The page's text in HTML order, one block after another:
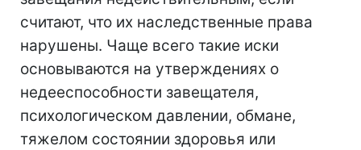
считают, что их наследственные права
нарушены. Чаще всего такие иски
основываются на утверждениях о
недееспособности завещателя,
психологическом давлении, обмане,
тяжелом состоянии здоровья или